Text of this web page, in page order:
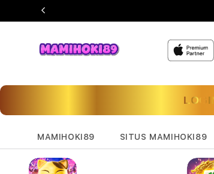
MAMIHOKI89 SITUS MAMIHOKI89